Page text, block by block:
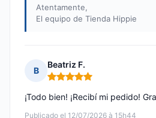
Atentamente,
El equipo de Tienda Hippie
B
Beatriz F.
Nota: 5 de 5
Publicado el 12/07/2026 à 15h44
¡Todo bien! ¡Recibí mi pedido!